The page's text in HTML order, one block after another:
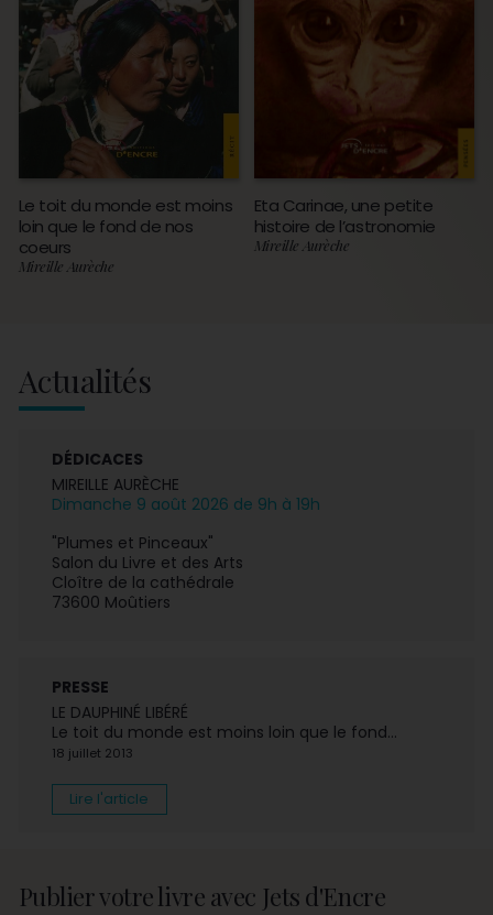
Le toit du monde est moins
loin que le fond de nos
coeurs
Mireille Aurèche
Eta Carinae, une petite
histoire de l’astronomie
Mireille Aurèche
Actualités
DÉDICACES
MIREILLE AURÈCHE
Dimanche 9 août 2026 de 9h à 19h
"Plumes et Pinceaux"
Salon du Livre et des Arts
Cloître de la cathédrale
73600 Moûtiers
PRESSE
LE DAUPHINÉ LIBÉRÉ
Le toit du monde est moins loin que le fond...
18 juillet 2013
Lire l'article
Publier votre livre avec Jets d'Encre